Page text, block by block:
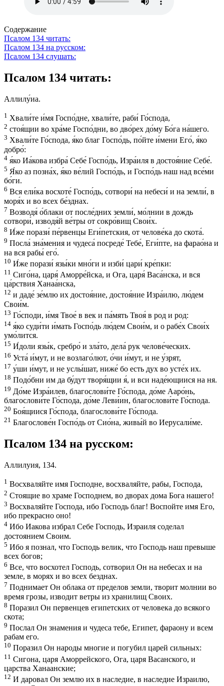
Содержание
Псалом 134 читать:
Псалом 134 на русском:
Псалом 134 слушать:
Псалом 134 читать:
Аллилу́иа.
1 Хвали́те и́мя Госпо́дне, хвали́те, раби́ Го́спода,
2 стоя́щии во хра́ме Госпо́дни, во дво́рех до́му Бо́га на́шего.
3 Хвали́те Го́спода, я́ко благ Госпо́дь, по́йте и́мени Его́, я́ко
добро́:
4 я́ко Иа́кова избра́ Себе́ Госпо́дь, Изра́иля в достоя́ние Себе́.
5 Я́ко аз позна́х, я́ко ве́лий Госпо́дь, и Госпо́дь наш над все́ми
бо́ги.
6 Вся ели́ка восхоте́ Госпо́дь, сотвори́ на небеси́ и на земли́, в
моря́х и во всех бе́зднах.
7 Возводя́ о́блаки от после́дних земли́, мо́лнии в дождь
сотвори́, изводя́й ве́тры от сокро́вищ Свои́х.
8 И́же порази́ пе́рвенцы Еги́петския, от челове́ка до скота́.
9 Посла́ зна́мения и чудеса́ посреде́ Тебе́, Еги́пте, на фарао́на и
на вся рабы́ eго́.
10 И́же порази́ язы́ки мно́ги и изби́ цари́ кре́пки:
11 Сиго́на, царя́ Аморре́йска, и Ога, царя́ Васа́нска, и вся
ца́рствия Ханаа́нска,
12 и даде́ зе́млю их достоя́ние, достоя́ние Изра́илю, лю́дем
Свои́м.
13 Го́споди, и́мя Твое́ в век и па́мять Твоя́ в род и род:
14 я́ко суди́ти и́мать Госпо́дь лю́дем Свои́м, и о рабе́х Свои́х
умо́лится.
15 И́доли язы́к, сребро́ и зла́то, дела́ рук челове́ческих.
16 Уста́ и́мут, и не возлаго́лют, о́чи и́мут, и не у́зрят,
17 у́ши и́мут, и не услы́шат, ниже́ бо есть дух во усте́х их.
18 Подо́бни им да бу́дут творя́щии я́, и вси наде́ющиися на ня.
19 До́ме Изра́илев, благослови́те Го́спода, до́ме Ааро́нь,
благослови́те Го́спода, до́ме Леви́ин, благослови́те Го́спода.
20 Боя́щиися Го́спода, благослови́те Го́спода.
21 Благослове́н Госпо́дь от Сио́на, живы́й во Иерусали́ме.
Псалом 134 на русском:
Аллилуия, 134.
1 Восхваляйте имя Господне, восхваляйте, рабы, Господа,
2 Стоящие во храме Господнем, во дворах дома Бога нашего!
3 Восхваляйте Господа, ибо Господь благ! Воспойте имя Его,
ибо прекрасно оно!
4 Ибо Иакова избрал Себе Господь, Израиля соделал
достоянием Своим.
5 Ибо я познал, что Господь велик, что Господь наш превыше
всех богов;
6 Все, что восхотел Господь, сотворил Он на небесах и на
земле, в морях и во всех безднах.
7 Поднимает Он облака от пределов земли, творит молнии во
время грозы, изводит ветры из хранилищ Своих.
8 Поразил Он первенцев египетских от человека до всякого
скота;
9 Послал Он знамения и чудеса тебе, Египет, фараону и всем
рабам его.
10 Поразил Он народы многие и погубил царей сильных:
11 Сигона, царя Аморрейского, Ога, царя Васанского, и
царства Ханаанские;
12 И даровал Он землю их в наследие, в наследие Израилю,